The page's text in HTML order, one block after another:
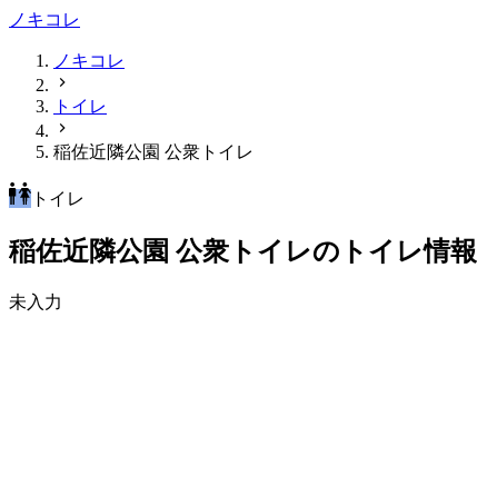
ノキコレ
ノキコレ
トイレ
稲佐近隣公園 公衆トイレ
トイレ
稲佐近隣公園 公衆トイレのトイレ情報
未入力